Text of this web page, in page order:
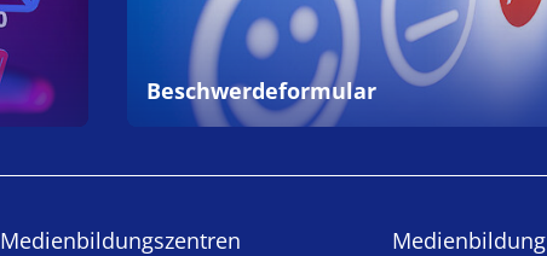
Beschwerdeformular
Medien­bildungs­zentren Medienbildung